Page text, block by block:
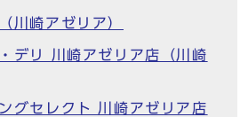
川崎アゼリア）
デリ 川崎アゼリア店（川崎
グセレクト 川崎アゼリア店